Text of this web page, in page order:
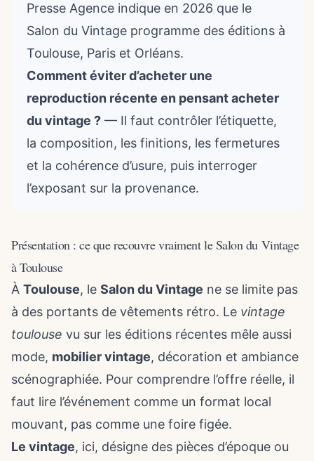
Presse Agence indique en 2026 que le
Salon du Vintage programme des éditions à
Toulouse, Paris et Orléans.
Comment éviter d’acheter une
reproduction récente en pensant acheter
du vintage ? — Il faut contrôler l’étiquette,
la composition, les finitions, les fermetures
et la cohérence d’usure, puis interroger
l’exposant sur la provenance.
Présentation : ce que recouvre vraiment le Salon du Vintage
à Toulouse
À Toulouse, le Salon du Vintage ne se limite pas
à des portants de vêtements rétro. Le vintage
toulouse vu sur les éditions récentes mêle aussi
mode, mobilier vintage, décoration et ambiance
scénographiée. Pour comprendre l’offre réelle, il
faut lire l’événement comme un format local
mouvant, pas comme une foire figée.
Le vintage, ici, désigne des pièces d’époque ou